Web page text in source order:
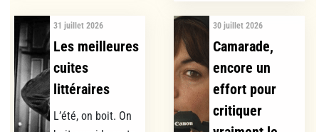
31 juillet 2026
Les meilleures
cuites
littéraires
L’été, on boit. On
30 juillet 2026
Camarade,
encore un
effort pour
critiquer